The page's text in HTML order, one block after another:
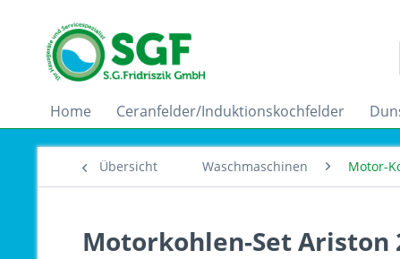
Home Ceranfelder/Induktionskochfelder
Übersicht Waschmaschinen Motor-
Motorkohlen-Set Ariston